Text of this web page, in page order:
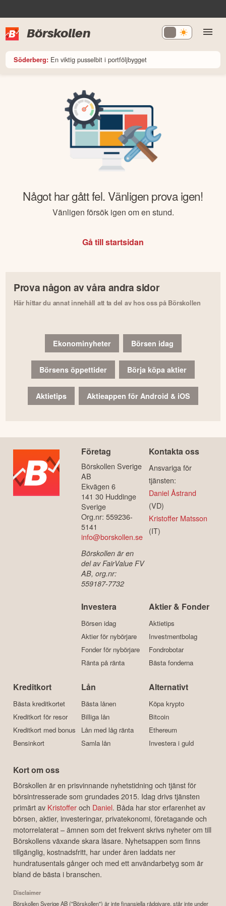
Börskollen
Söderberg: En viktig pusselbit i portföljbygget
Något har gått fel. Vänligen prova igen!
Vänligen försök igen om en stund.
Gå till startsidan
Prova någon av våra andra sidor
Här hittar du annat innehåll att ta del av hos oss på Börskollen
Ekonominyheter Börsen idag
Börsens öppettider Börja köpa aktier
Aktietips Aktieappen för Android & iOS
Företag
Börskollen Sverige
AB
Ekvägen 6
141 30 Huddinge
Sverige
Org.nr: 559236-
5141
info@borskollen.se
Börskollen är en
del av FairValue FV
AB, org.nr:
559187-7732
Kontakta oss
Ansvariga för
tjänsten:
Daniel Åstrand
(VD)
Kristoffer Matsson
(IT)
Investera
Börsen idag
Aktier för nybörjare
Fonder för nybörjare
Ränta på ränta
Aktier & Fonder
Aktietips
Investmentbolag
Fondrobotar
Bästa fonderna
Kreditkort
Bästa kreditkortet
Kreditkort för resor
Kreditkort med bonus
Bensinkort
Lån
Bästa lånen
Billiga lån
Lån med låg ränta
Samla lån
Alternativt
Köpa krypto
Bitcoin
Ethereum
Investera i guld
Kort om oss
Börskollen är en prisvinnande nyhetstidning och tjänst för
börsintresserade som grundades 2015. Idag drivs tjänsten
primärt av Kristofferoch Daniel. Båda har stor erfarenhet av
börsen, aktier, investeringar, privatekonomi, företagande och
motorrelaterat – ämnen som det frekvent skrivs nyheter om till
Börskollens växande skara läsare. Nyhetsappen som finns
tillgänglig, kostnadsfritt, har under åren laddats ner
hundratusentals gånger och med ett användarbetyg som är
bland de bästa i branschen.
Disclaimer
Börskollen Sverige AB ("Börskollen") är inte finansiella rådgivare, står inte under